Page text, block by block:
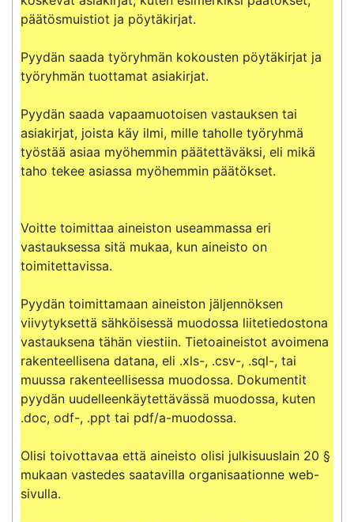
päätösmuistiot ja pöytäkirjat.
Pyydän saada työryhmän kokousten pöytäkirjat ja
työryhmän tuottamat asiakirjat.
Pyydän saada vapaamuotoisen vastauksen tai
asiakirjat, joista käy ilmi, mille taholle työryhmä
työstää asiaa myöhemmin päätettäväksi, eli mikä
taho tekee asiassa myöhemmin päätökset.
Voitte toimittaa aineiston useammassa eri
vastauksessa sitä mukaa, kun aineisto on
toimitettavissa.
Pyydän toimittamaan aineiston jäljennöksen
viivytyksettä sähköisessä muodossa liitetiedostona
vastauksena tähän viestiin. Tietoaineistot avoimena
rakenteellisena datana, eli .xls-, .csv-, .sql-, tai
muussa rakenteellisessa muodossa. Dokumentit
pyydän uudelleenkäytettävässä muodossa, kuten
.doc, odf-, .ppt tai pdf/a-muodossa.
Olisi toivottavaa että aineisto olisi julkisuuslain 20 §
mukaan vastedes saatavilla organisaationne web-
sivulla.